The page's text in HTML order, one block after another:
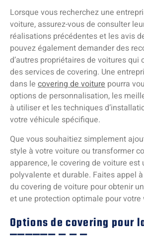
Lorsque vous recherchez une
voiture, assurez-vous de consulter
réalisations précédentes et les avis
pouvez également demander des
d’autres propriétaires de voitures
des services de covering. Une
dans le covering de voiture pourra
options de personnalisation, les
à utiliser et les techniques
votre véhicule spécifique.
Que vous souhaitiez simplement
style à votre voiture ou transformer
apparence, le covering de voiture est
polyvalente et durable. Faites appel
du covering de voiture pour obtenir
et une protection optimale pour votre
Options de covering pour